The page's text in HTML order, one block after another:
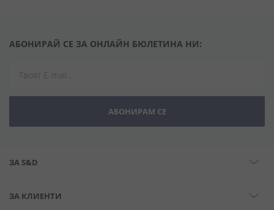
АБОНИРАЙ СЕ ЗА ОНЛАЙН БЮЛЕТИНА НИ:
АБОНИРАМ СЕ
ЗА S&D
ЗА КЛИЕНТИ